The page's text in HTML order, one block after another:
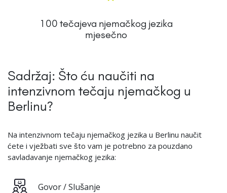
100 tečajeva njemačkog jezika
mjesečno
Sadržaj: Što ću naučiti na
intenzivnom tečaju njemačkog u
Berlinu?
Na intenzivnom tečaju njemačkog jezika u Berlinu naučit
ćete i vježbati sve što vam je potrebno za pouzdano
savladavanje njemačkog jezika:
Govor / Slušanje